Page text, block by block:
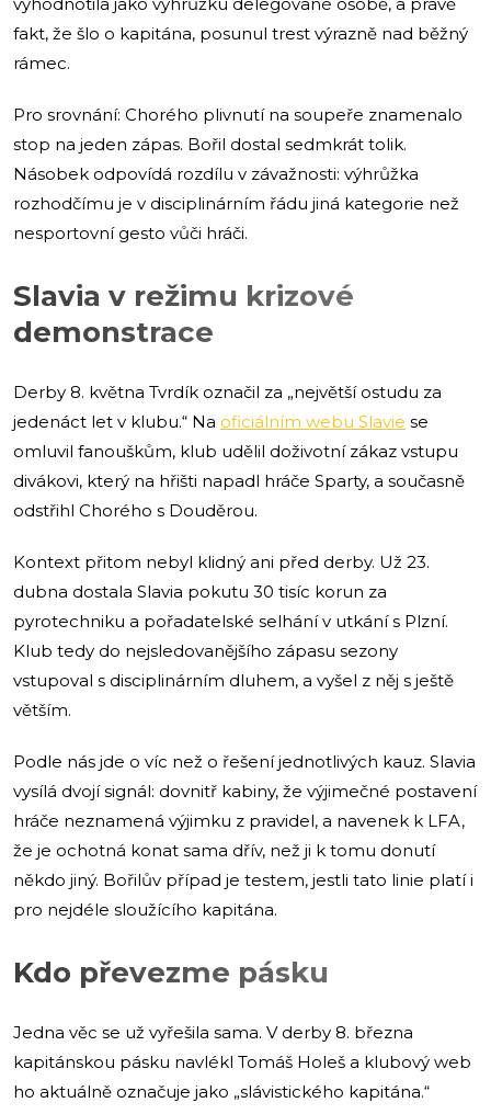
fakt, že šlo o kapitána, posunul trest výrazně nad běžný
rámec.
Pro srovnání: Chorého plivnutí na soupeře znamenalo
stop na jeden zápas. Bořil dostal sedmkrát tolik.
Násobek odpovídá rozdílu v závažnosti: výhrůžka
rozhodčímu je v disciplinárním řádu jiná kategorie než
nesportovní gesto vůči hráči.
Slavia v režimu krizové
demonstrace
Derby 8. května Tvrdík označil za „největší ostudu za
jedenáct let v klubu.“ Na oficiálním webu Slavie se
omluvil fanouškům, klub udělil doživotní zákaz vstupu
divákovi, který na hřišti napadl hráče Sparty, a současně
odstřihl Chorého s Douděrou.
Kontext přitom nebyl klidný ani před derby. Už 23.
dubna dostala Slavia pokutu 30 tisíc korun za
pyrotechniku a pořadatelské selhání v utkání s Plzní.
Klub tedy do nejsledovanějšího zápasu sezony
vstupoval s disciplinárním dluhem, a vyšel z něj s ještě
větším.
Podle nás jde o víc než o řešení jednotlivých kauz. Slavia
vysílá dvojí signál: dovnitř kabiny, že výjimečné postavení
hráče neznamená výjimku z pravidel, a navenek k LFA,
že je ochotná konat sama dřív, než ji k tomu donutí
někdo jiný. Bořilův případ je testem, jestli tato linie platí i
pro nejdéle sloužícího kapitána.
Kdo převezme pásku
Jedna věc se už vyřešila sama. V derby 8. března
kapitánskou pásku navlékl Tomáš Holeš a klubový web
ho aktuálně označuje jako „slávistického kapitána.“